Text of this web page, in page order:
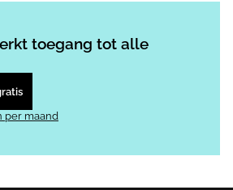
toegang tot alle
per maand